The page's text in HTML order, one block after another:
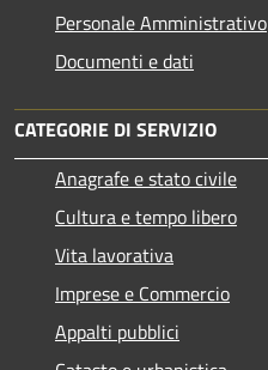
Personale Amministrativo
Documenti e dati
CATEGORIE DI SERVIZIO
Anagrafe e stato civile
Cultura e tempo libero
Vita lavorativa
Imprese e Commercio
Appalti pubblici